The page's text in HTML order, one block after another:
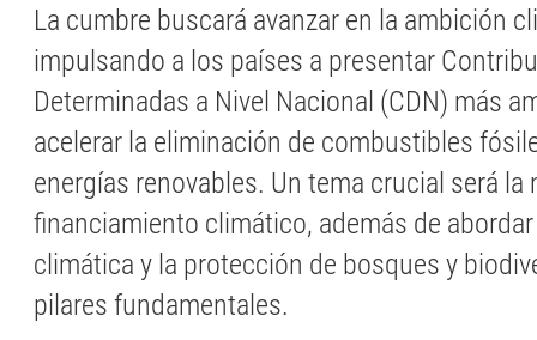
La cumbre buscará avanzar en la ambición
impulsando a los países a presentar
Determinadas a Nivel Nacional (CDN) más
acelerar la eliminación de combustibles
energías renovables. Un tema crucial será la
financiamiento climático, además de
climática y la protección de bosques y
pilares fundamentales.